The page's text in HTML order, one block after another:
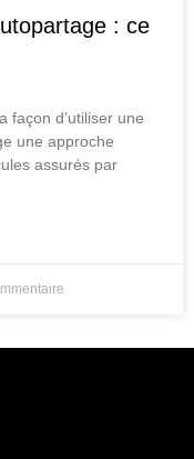
: ce
façon d’utiliser une
une approche
assurés par